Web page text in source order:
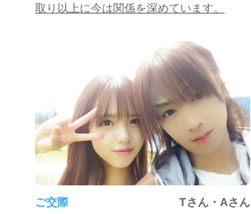
取り以上に今は関係を深めています。
ご交際
Tさん・Aさん